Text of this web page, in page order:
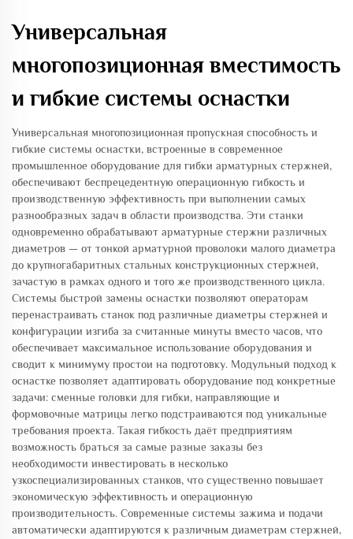
Универсальная
многопозиционная вместимость
и гибкие системы оснастки
Универсальная многопозиционная пропускная способность и
гибкие системы оснастки, встроенные в современное
промышленное оборудование для гибки арматурных стержней,
обеспечивают беспрецедентную операционную гибкость и
производственную эффективность при выполнении самых
разнообразных задач в области производства. Эти станки
одновременно обрабатывают арматурные стержни различных
диаметров — от тонкой арматурной проволоки малого диаметра
до крупногабаритных стальных конструкционных стержней,
зачастую в рамках одного и того же производственного цикла.
Системы быстрой замены оснастки позволяют операторам
перенастраивать станок под различные диаметры стержней и
конфигурации изгиба за считанные минуты вместо часов, что
обеспечивает максимальное использование оборудования и
сводит к минимуму простои на подготовку. Модульный подход к
оснастке позволяет адаптировать оборудование под конкретные
задачи: сменные головки для гибки, направляющие и
формовочные матрицы легко подстраиваются под уникальные
требования проекта. Такая гибкость даёт предприятиям
возможность браться за самые разные заказы без
необходимости инвестировать в несколько
узкоспециализированных станков, что существенно повышает
экономическую эффективность и операционную
производительность. Современные системы зажима и подачи
автоматически адаптируются к различным диаметрам стержней,